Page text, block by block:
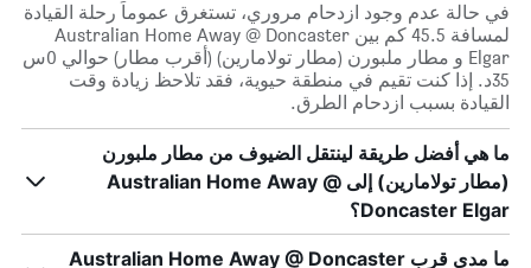
في حالة عدم وجود ازدحام مروري، تستغرق عموماً رحلة القيادة
لمسافة 45.5 كم بين Australian Home Away @ Doncaster
Elgar و مطار ملبورن (مطار تولامارين) (أقرب مطار) حوالي 0س
35د. إذا كنت تقيم في منطقة حيوية، فقد تلاحظ زيادة وقت
القيادة بسبب ازدحام الطرق.
ما هي أفضل طريقة لينتقل الضيوف من مطار ملبورن
(مطار تولامارين) إلى Australian Home Away @
Doncaster Elgar؟
ما مدى قرب Australian Home Away @ Doncaster